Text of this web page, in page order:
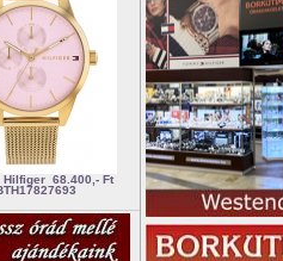
Hilfiger 68.400,- Ft